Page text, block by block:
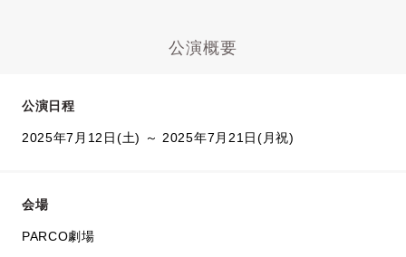
公演概要
公演日程
2025年7月12日(土) ～ 2025年7月21日(月祝)
会場
PARCO劇場